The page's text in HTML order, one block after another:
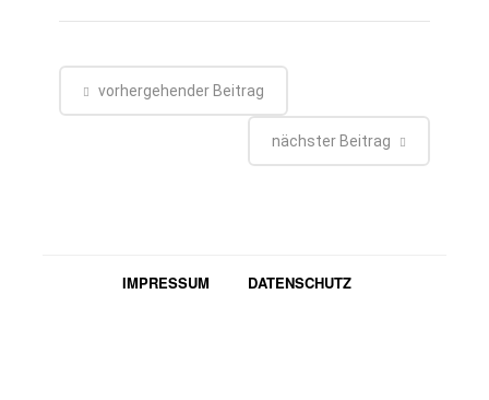
vorhergehender Beitrag
nächster Beitrag
IMPRESSUM DATENSCHUTZ